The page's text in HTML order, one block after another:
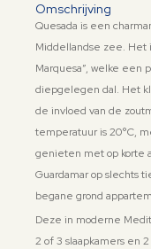
Omschrijving
Quesada is een
Middellandse zee. Het
Marquesa”, welke
diepgelegen dal. Het
de invloed van de
temperatuur is 20°C,
genieten met op korte
Guardamar op slechts
begane grond
Deze in moderne
2 of 3 slaapkamers en